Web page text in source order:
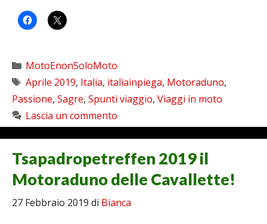
Categorie
MotoEnonSoloMoto
Tag
Aprile 2019, Italia, italiainpiega, Motoraduno,
Passione, Sagre, Spunti viaggio, Viaggi in moto
Lascia un commento
Tsapadropetreffen 2019 il
Motoraduno delle Cavallette!
27 Febbraio 2019 di Bianca